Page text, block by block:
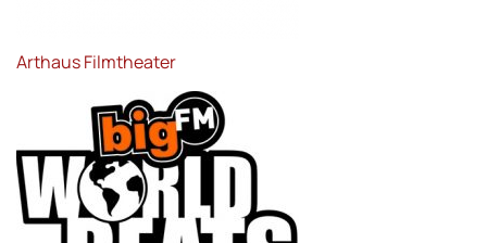
Arthaus Filmtheater